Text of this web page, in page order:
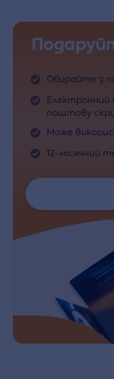
Обирайте з
Електронний
поштову
Може
12-місячний